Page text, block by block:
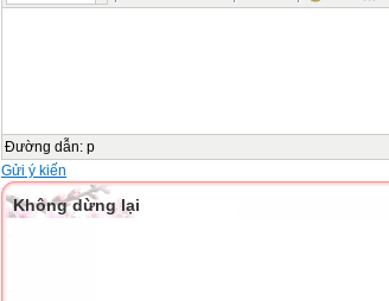
Đường dẫn: p
Gửi ý kiến
Không dừng lại